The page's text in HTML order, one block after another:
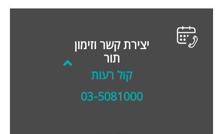
יצירת קשר וזימון
תור
קול רעות
03-5081000